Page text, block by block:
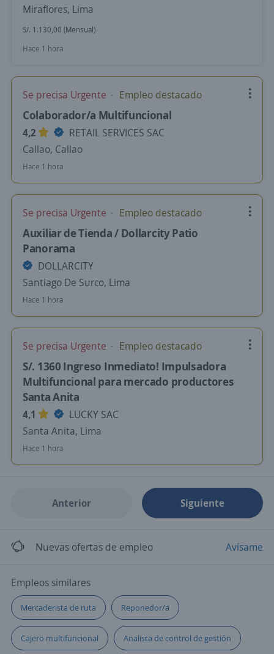
Miraflores, Lima
S/. 1.130,00 (Mensual)
Hace 1 hora
Se precisa Urgente Empleo destacado
Colaborador/a Multifuncional
4,2
RETAIL SERVICES SAC
Callao, Callao
Hace 1 hora
Se precisa Urgente Empleo destacado
Auxiliar de Tienda / Dollarcity Patio
Panorama
DOLLARCITY
Santiago De Surco, Lima
Hace 1 hora
Se precisa Urgente Empleo destacado
S/. 1360 Ingreso Inmediato! Impulsadora
Multifuncional para mercado productores
Santa Anita
4,1
LUCKY SAC
Santa Anita, Lima
Hace 1 hora
Anterior Siguiente
Nuevas ofertas de empleo Avísame
Empleos similares
Mercaderista de ruta Reponedor/a
Cajero multifuncional Analista de control de gestión